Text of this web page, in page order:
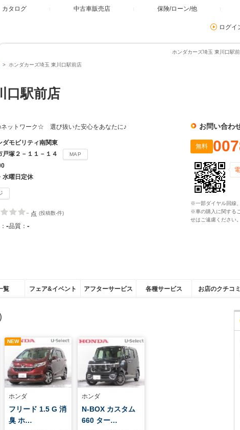
カタログ 中古車販売店 保険/ローン/他
ログイ
ホンダカーズ埼玉 東川口駅
ホンダカーズ埼玉 東川口駅前店
駅前店
ットワーク☆ 選び抜いた安心をあなたに♪
ダモビリティ南関東
戸塚２－１１－１４ MAP
水曜日定休
- 点 (投稿数-件)
-品質： -
お問い合わ
無料
※一部ダイヤル回線
※車の購入に関する
せはご遠慮ください。
覧 フェア&イベント アフターサービス 各種サービス お店のクチコミ
NEW
ホンダ
フリード 1.5 G 消
臭 ホ…
ホンダ
N-BOX カスタム
660 ター…